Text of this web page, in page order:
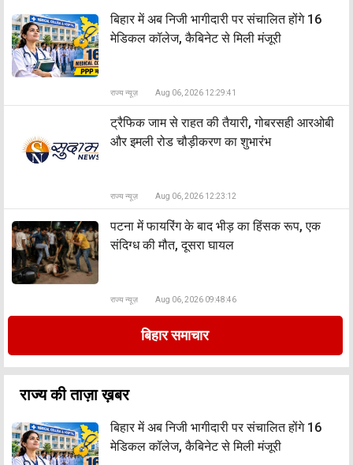
बिहार में अब निजी भागीदारी पर संचालित होंगे 16
मेडिकल कॉलेज, कैबिनेट से मिली मंजूरी
राज्य न्यूज़ Aug 06, 2026 12:29:41
ट्रैफिक जाम से राहत की तैयारी, गोबरसही आरओबी
और इमली रोड चौड़ीकरण का शुभारंभ
राज्य न्यूज़ Aug 06, 2026 12:23:12
पटना में फायरिंग के बाद भीड़ का हिंसक रूप, एक
संदिग्ध की मौत, दूसरा घायल
राज्य न्यूज़ Aug 06, 2026 09:48:46
बिहार समाचार
राज्य की ताज़ा ख़बर
बिहार में अब निजी भागीदारी पर संचालित होंगे 16
मेडिकल कॉलेज, कैबिनेट से मिली मंजूरी